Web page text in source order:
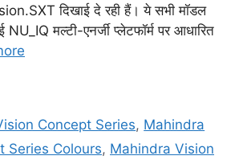
दिखाई दे रही हैं। ये सभी मॉडल
मल्टी-एनर्जी प्लेटफॉर्म पर आधारित
Concept Series, Mahindra
Series Colours, Mahindra Vision